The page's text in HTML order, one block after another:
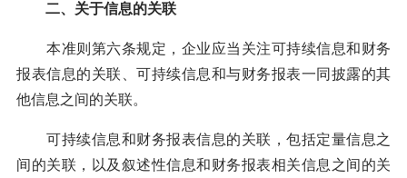
二、关于信息的关联
本准则第六条规定，企业应当关注可持续信息和财务
报表信息的关联、可持续信息和与财务报表一同披露的其
他信息之间的关联。
可持续信息和财务报表信息的关联，包括定量信息之
间的关联，以及叙述性信息和财务报表相关信息之间的关